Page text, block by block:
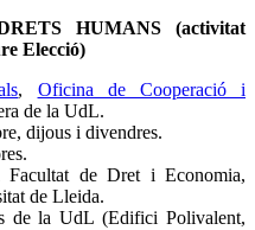
HUMANS (activitat
Elecció)
, Oficina de Cooperació i
de la UdL.
dijous i divendres.
Facultat de Dret i Economia,
de Lleida.
de la UdL (Edifici Polivalent,